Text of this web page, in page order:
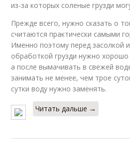
из-за которых соленые грузди
Прежде всего, нужно сказать о
считаются практически самыми
Именно поэтому перед засолкой
обработкой грузди нужно
а после вымачивать в свежей
занимать не менее, чем трое
сутки воду нужно заменять.
Читать дальше →